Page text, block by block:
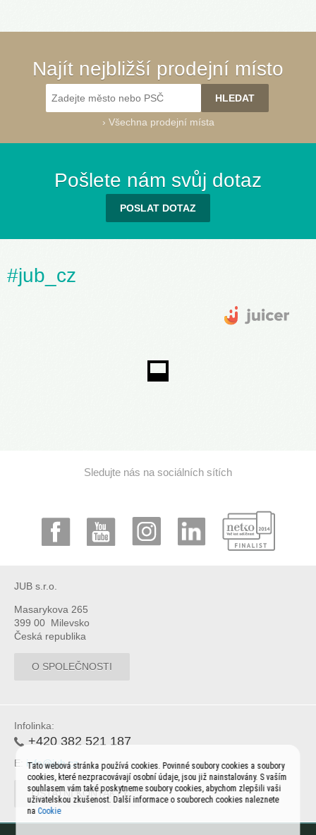
Najít nejbližší prodejní místo
› Všechna prodejní místa
Pošlete nám svůj dotaz
POSLAT DOTAZ
#jub_cz
Sledujte nás na sociálních sítích
JUB s.r.o.
Masarykova 265
399 00 Milevsko
Česká republika
O SPOLEČNOSTI
Infolinka:
+420 382 521 187
E: info@jub.cz
OSTATNÍ KONTAKTY
Tato webová stránka používá cookies. Povinné soubory cookies a soubory
cookies, které nezpracovávají osobní údaje, jsou již nainstalovány. S vaším
souhlasem vám také poskytneme soubory cookies, abychom zlepšili vaši
uživatelskou zkušenost. Další informace o souborech cookies naleznete
na Cookie